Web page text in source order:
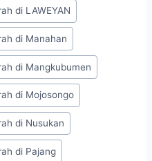
di LAWEYAN
di Manahan
di Mangkubumen
di Mojosongo
di Nusukan
di Pajang